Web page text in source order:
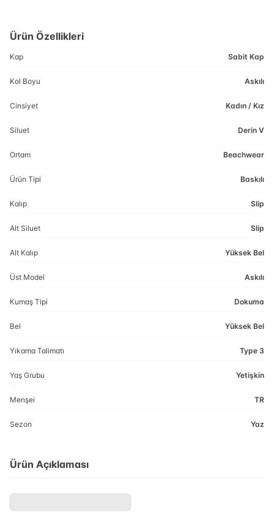
Ürün Özellikleri
Kap Sabit Kap
Kol Boyu Askılı
Cinsiyet Kadın / Kız
Siluet Derin V
Ortam Beachwear
Ürün Tipi Baskılı
Kalıp Slip
Alt Siluet Slip
Alt Kalıp Yüksek Bel
Üst Model Askılı
Kumaş Tipi Dokuma
Bel Yüksek Bel
Yıkama Talimatı Type 3
Yaş Grubu Yetişkin
Menşei TR
Sezon Yaz
Ürün Açıklaması